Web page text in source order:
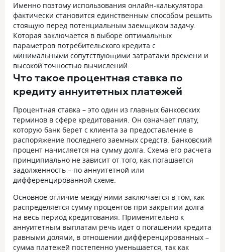
Именно поэтому использования онлайн-калькулятора
фактически становится единственным способом решить
стоящую перед потенциальным заемщиком задачу.
Которая заключается в выборе оптимальных
параметров потребительского кредита с
минимальными сопутствующими затратами времени и
высокой точностью вычислений.
Что такое процентная ставка по
кредиту аннуитетных платежей
Процентная ставка – это один из главных банковских
терминов в сфере кредитования. Он означает плату,
которую банк берет с клиента за предоставление в
распоряжение последнего заемных средств. Банковский
процент начисляется на сумму долга. Схема его расчета
принципиально не зависит от того, как погашается
задолженность – по аннуитетной или
дифференцированной схеме.
Основное отличие между ними заключается в том, как
распределяется сумму процентов при закрытии долга
на весь период кредитования. Применительно к
аннуитетным выплатам речь идет о погашении кредита
равными долями, в отношении дифференцированных –
сумма платежей постепенно уменьшается, так как